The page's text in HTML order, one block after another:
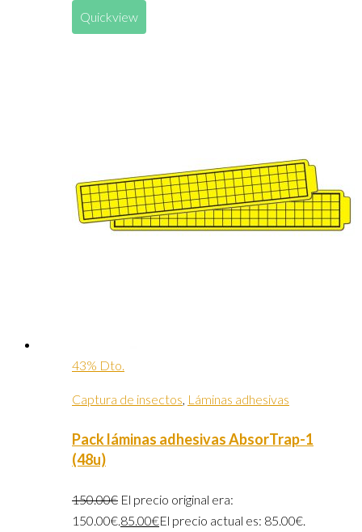
Quickview
43% Dto.
Captura de insectos, Láminas adhesivas
Pack láminas adhesivas AbsorTrap-1
(48u)
150.00€ El precio original era:
150.00€.85.00€El precio actual es: 85.00€.